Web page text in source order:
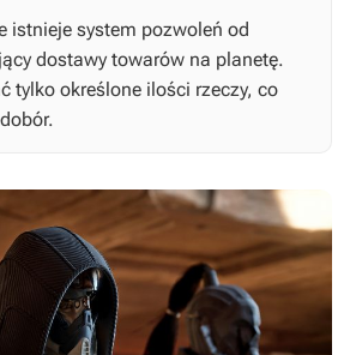
istnieje system pozwoleń od
dostawy towarów na planetę.
tylko określone ilości rzeczy, co